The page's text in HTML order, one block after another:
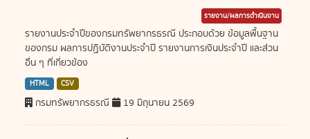
รายงาน/ผลการดำเนินงาน
รายงานประจำปีของกรมทรัพยากรธรณี ประกอบด้วย ข้อมูลพื้นฐาน
ของกรม ผลการปฏิบัติงานประจำปี รายงานการเงินประจำปี และส่วน
อื่น ๆ ที่เกี่ยวข้อง
HTML CSV
กรมทรัพยากรธรณี 19 มิถุนายน 2569